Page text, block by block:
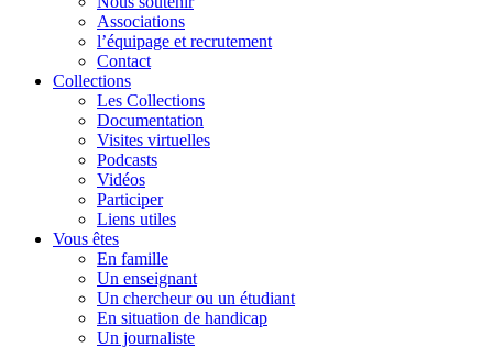
Associations
l’équipage et recrutement
Contact
Collections
Les Collections
Documentation
Visites virtuelles
Podcasts
Vidéos
Participer
Liens utiles
Vous êtes
En famille
Un enseignant
Un chercheur ou un étudiant
En situation de handicap
Un journaliste